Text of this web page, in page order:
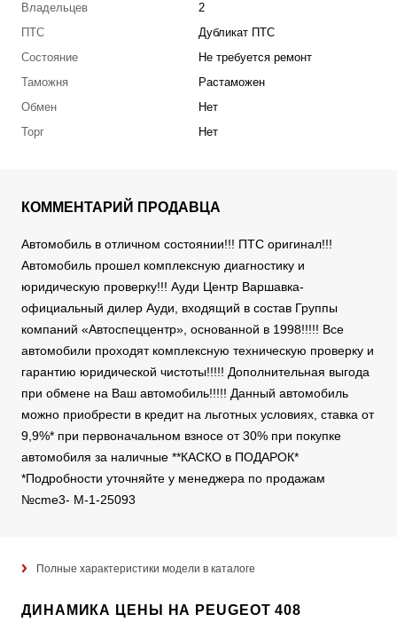
Владельцев
2
ПТС
Дубликат ПТС
Состояние
Не требуется ремонт
Таможня
Растаможен
Обмен
Нет
Торг
Нет
КОММЕНТАРИЙ ПРОДАВЦА
Автомобиль в отличном состоянии!!! ПТС оригинал!!!
Автомобиль прошел комплексную диагностику и
юридическую проверку!!! Ауди Центр Варшавка-
официальный дилер Ауди, входящий в состав Группы
компаний «Автоспеццентр», основанной в 1998!!!!! Все
автомобили проходят комплексную техническую проверку и
гарантию юридической чистоты!!!!! Дополнительная выгода
при обмене на Ваш автомобиль!!!!! Данный автомобиль
можно приобрести в кредит на льготных условиях, ставка от
9,9%* при первоначальном взносе от 30% при покупке
автомобиля за наличные **КАСКО в ПОДАРОК*
*Подробности уточняйте у менеджера по продажам
№cme3- M-1-25093
Полные характеристики модели в каталоге
ДИНАМИКА ЦЕНЫ НА PEUGEOT 408